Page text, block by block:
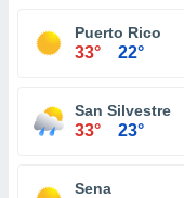
Puerto Rico
33° 22°
San Silvestre
33° 23°
Sena